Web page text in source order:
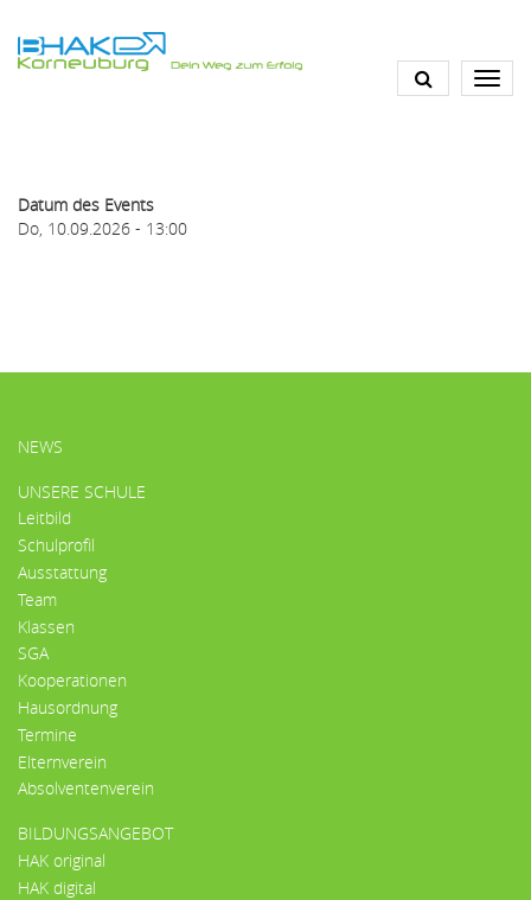
zum
Inhalt
Datum des Events
Do, 10.09.2026 - 13:00
HAUPTMENÜ
NEWS
UNSERE SCHULE
Leitbild
Schulprofil
Ausstattung
Team
Klassen
SGA
Kooperationen
Hausordnung
Termine
Elternverein
Absolventenverein
BILDUNGSANGEBOT
HAK original
HAK digital